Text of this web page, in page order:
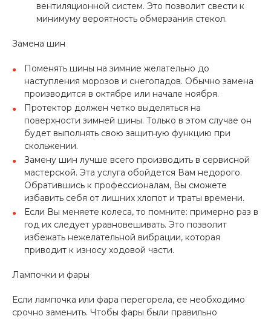
вентиляционной систем. Это позволит свести к
минимуму вероятность обмерзания стекол.
Замена шин
Поменять шины на зимние желательно до
наступления морозов и снегопадов. Обычно замена
производится в октябре или начале ноября.
Протектор должен четко выделяться на
поверхности зимней шины. Только в этом случае он
будет выполнять свою защитную функцию при
скольжении.
Замену шин лучше всего производить в сервисной
мастерской. Эта услуга обойдется Вам недорого.
Обратившись к профессионалам, Вы сможете
избавить себя от лишних хлопот и траты времени.
Если Вы меняете колеса, то помните: примерно раз в
год их следует уравновешивать. Это позволит
избежать нежелательной вибрации, которая
приводит к износу ходовой части.
Лампочки и фары
Если лампочка или фара перегорела, ее необходимо
срочно заменить. Чтобы фары были правильно